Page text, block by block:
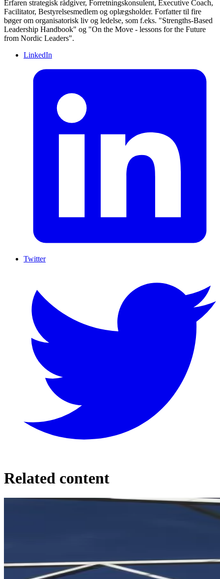
Erfaren strategisk rådgiver, Forretningskonsulent, Executive Coach,
Facilitator, Bestyrelsesmedlem og oplægsholder. Forfatter til fire
bøger om organisatorisk liv og ledelse, som f.eks. "Strengths-Based
Leadership Handbook" og "On the Move - lessons for the Future
from Nordic Leaders".
LinkedIn
Twitter
Related content